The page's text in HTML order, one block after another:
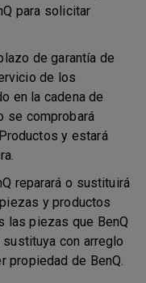
para solicitar
de garantía de
de los
en la cadena de
se comprobará
y estará
reparará o sustituirá
y productos
las piezas que BenQ
con arreglo
propiedad de BenQ.